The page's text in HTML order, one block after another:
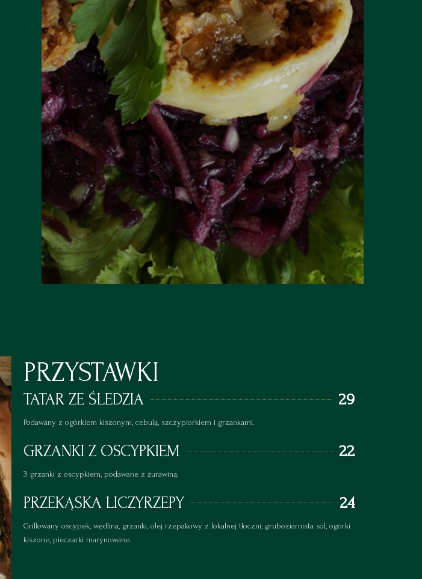
PRZYSTAWKI
TATAR ZE ŚLEDZIA 29
Podawany z ogórkiem kiszonym, cebulą, szczypiorkiem i grzankami.
GRZANKI Z OSCYPKIEM 22
3 grzanki z oscypkiem, podawane z żurawiną.
PRZEKĄSKA LICZYRZEPY 24
Grillowany oscypek, wędlina, grzanki, olej rzepakowy z lokalnej tłoczni, gruboziarnista sól, ogórki
kiszone, pieczarki marynowane.